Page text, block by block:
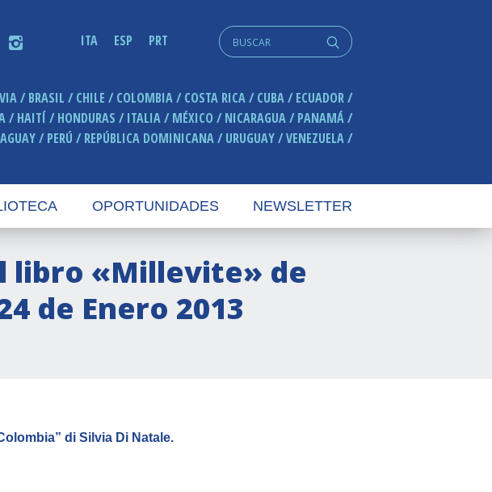
i ITA ESP PRT q
Search
for:
BRASIL CHILE COLOMBIA COSTA RICA CUBA
ECUADOR
HAITÍ HONDURAS ITALIA MÉXICO NICARAGUA
PANAMÁ
PERÚ REPÚBLICA DOMINICANA URUGUAY VENEZUELA
OPORTUNIDADES NEWSLETTER
libro «Millevite» de
de Enero 2013
di Silvia Di Natale.